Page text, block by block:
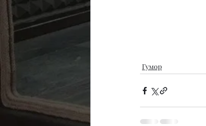
Гумор